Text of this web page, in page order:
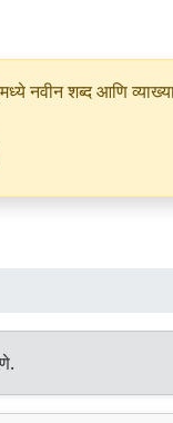
शब्द आणि